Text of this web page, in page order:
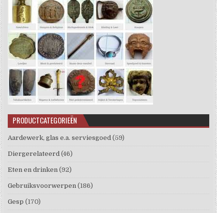
PRODUCTCATEGORIEËN
Aardewerk, glas e.a. serviesgoed (59)
Diergerelateerd (46)
Eten en drinken (92)
Gebruiksvoorwerpen (186)
Gesp (170)